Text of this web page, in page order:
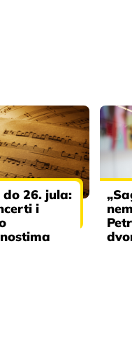
do 26. jula:
i